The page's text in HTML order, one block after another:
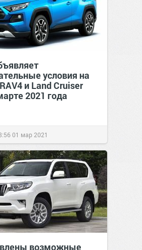
условия на
и Land Cruiser
2021 года
01 мар 2021
возможные